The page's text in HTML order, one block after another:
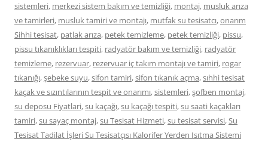
sistemleri, merkezi sistem bakım ve temizliği, montaj, musluk arıza
ve tamirleri, musluk tamiri ve montajı, mutfak su tesisatcı,onarım
Sihhi tesisat, patlak arıza, petek temizleme, petek temizliği, pissu,
pissu tıkanıklıkları tespiti, radyatör bakım ve temizliği, radyatör
temizleme, rezervuar, rezervuar iç takım montajı ve tamiri, rogar
tıkanığı,şebeke suyu,sifon tamiri,sifon tıkanık açma,sıhhi tesisat
kaçak ve sızıntılarının tespit ve onarımı,sistemleri,şofben montaj,
su deposu Fiyatlari,su kaçağı,su kaçağı tespiti,su saati kaçakları
tamiri,su sayaç montaj,su Tesisat Hizmeti,su tesisat servisi,Su
Tesisat Tadilat İşleri Su Tesisatçısı Kalorifer Yerden Isıtma Sistemi